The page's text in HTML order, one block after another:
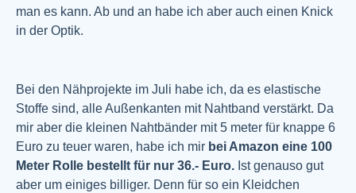
man es kann. Ab und an habe ich aber auch einen Knick
in der Optik.
Bei den Nähprojekte im Juli habe ich, da es elastische
Stoffe sind, alle Außenkanten mit Nahtband verstärkt. Da
mir aber die kleinen Nahtbänder mit 5 meter für knappe 6
Euro zu teuer waren, habe ich mir bei Amazon eine 100
Meter Rolle bestellt für nur 36.- Euro. Ist genauso gut
aber um einiges billiger. Denn für so ein Kleidchen